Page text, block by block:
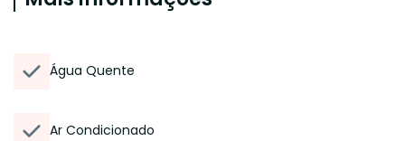
Água Quente
Ar Condicionado